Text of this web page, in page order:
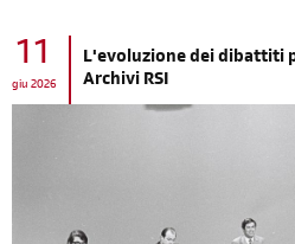
11
giu 2026
L'evoluzione dei dibattiti
Archivi RSI